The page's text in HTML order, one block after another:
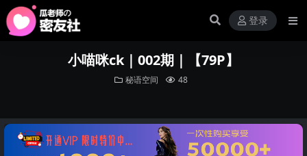
登录
小喵咪ck｜002期｜【79P】
秘语空间 48